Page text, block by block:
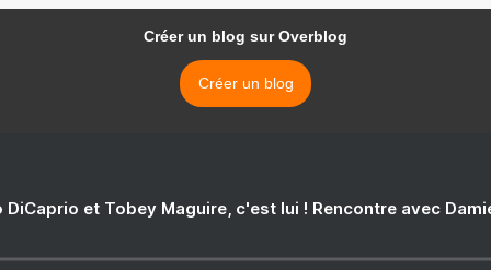
Créer un blog sur Overblog
Créer un blog
DiCaprio et Tobey Maguire, c'est lui ! Rencontre avec